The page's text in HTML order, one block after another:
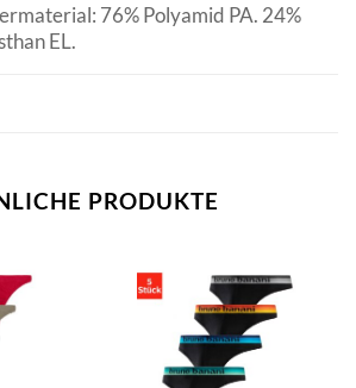
76% Polyamid PA. 24%
EL.
PRODUKTE